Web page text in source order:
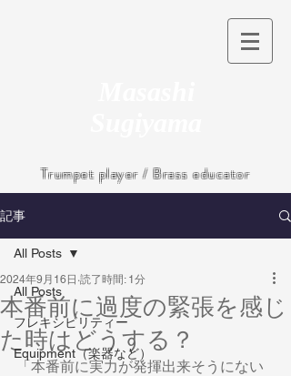
Trumpet player / Brass educator
記事
All Posts
フレキシビリティー
Equipment（楽器など）
All Posts
本番前に過度の緊張を感じ
た時はどうする？
2024年9月16日 読了時間: 1分
「本番前に実力が発揮出来そうにない